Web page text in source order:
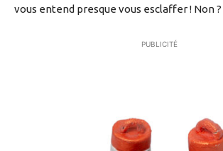
vous entend presque vous esclaffer ! Non ?
PUBLICITÉ